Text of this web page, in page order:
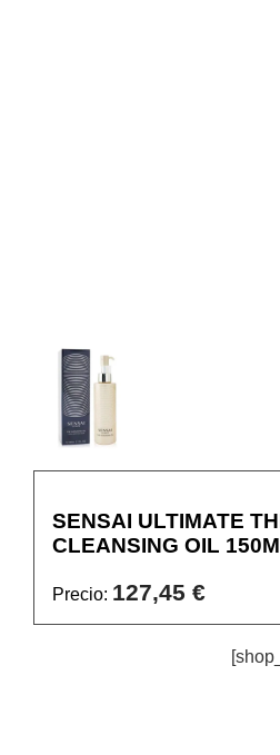
SENSAI ULTIMATE
CLEANSING OIL
Precio: 127,45 €